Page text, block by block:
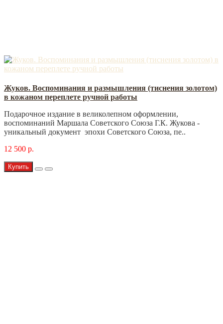
Жуков. Воспоминания и размышления (тиснения золотом)
в кожаном переплете ручной работы
Подарочное издание в великолепном оформлении,
воспоминаний Маршала Советского Союза Г.К. Жукова -
уникальный документ эпохи Советского Союза, пе..
12 500 р.
Купить